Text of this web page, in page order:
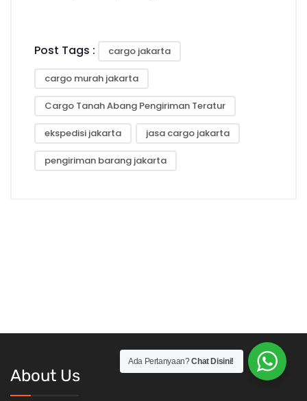
Post Tags : cargo jakarta
cargo murah jakarta
Cargo Tanah Abang Pengiriman Teratur
ekspedisi jakarta jasa cargo jakarta
pengiriman barang jakarta
About Us
Ada Pertanyaan?Chat Disini!